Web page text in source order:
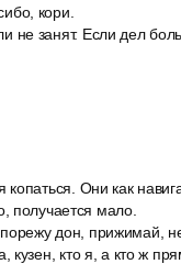
кори.
не занят. Если дел
копаться. Они как
получается мало.
дон, прижимай,
кто я, а кто ж